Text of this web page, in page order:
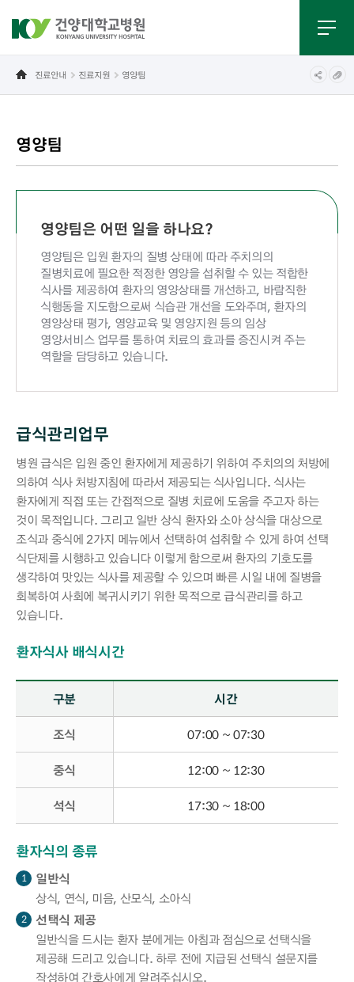
진료안내 진료지원 영양팀
영양팀
영양팀은 어떤 일을 하나요?
영양팀은 입원 환자의 질병 상태에 따라 주치의의
질병치료에 필요한 적정한 영양을 섭취할 수 있는 적합한
식사를 제공하여 환자의 영양상태를 개선하고, 바람직한
식행동을 지도함으로써 식습관 개선을 도와주며, 환자의
영양상태 평가, 영양교육 및 영양지원 등의 임상
영양서비스 업무를 통하여 치료의 효과를 증진시켜 주는
역할을 담당하고 있습니다.
급식관리업무
병원 급식은 입원 중인 환자에게 제공하기 위하여 주치의의 처방에
의하여 식사 처방지침에 따라서 제공되는 식사입니다. 식사는
환자에게 직접 또는 간접적으로 질병 치료에 도움을 주고자 하는
것이 목적입니다. 그리고 일반 상식 환자와 소아 상식을 대상으로
조식과 중식에 2가지 메뉴에서 선택하여 섭취할 수 있게 하여 선택
식단제를 시행하고 있습니다 이렇게 함으로써 환자의 기호도를
생각하여 맛있는 식사를 제공할 수 있으며 빠른 시일 내에 질병을
회복하여 사회에 복귀시키기 위한 목적으로 급식관리를 하고
있습니다.
환자식사 배식시간
환자식사 배식시간 - 구분, 시간 정보 제공
구분
시간
조식 07:00 ~ 07:30
중식 12:00 ~ 12:30
석식 17:30 ~ 18:00
환자식의 종류
1
일반식
상식, 연식, 미음, 산모식, 소아식
2
선택식 제공
일반식을 드시는 환자 분에게는 아침과 점심으로 선택식을
제공해 드리고 있습니다. 하루 전에 지급된 선택식 설문지를
작성하여 간호사에게 알려주십시오.